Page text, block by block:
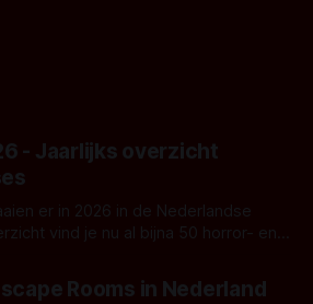
- Jaarlijks overzicht
er in 2026 in de Nederlandse
vind je nu al bijna 50 horror- en
Rooms in Nederland